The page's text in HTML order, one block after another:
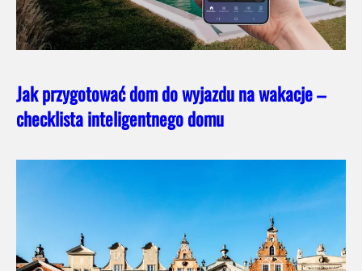
Jak przygotować dom do wyjazdu na wakacje –
checklista inteligentnego domu